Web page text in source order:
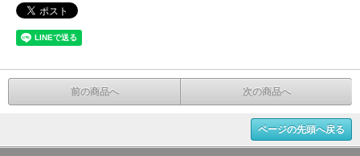
前の商品へ 次の商品へ
ページの先頭へ戻る